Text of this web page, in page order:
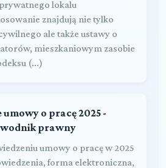
lokalu
znajdują nie tylko
ale także ustawy o
mieszkaniowym zasobie
(...)
o pracę 2025 -
prawny
umowy o pracę w 2025
forma elektroniczna,